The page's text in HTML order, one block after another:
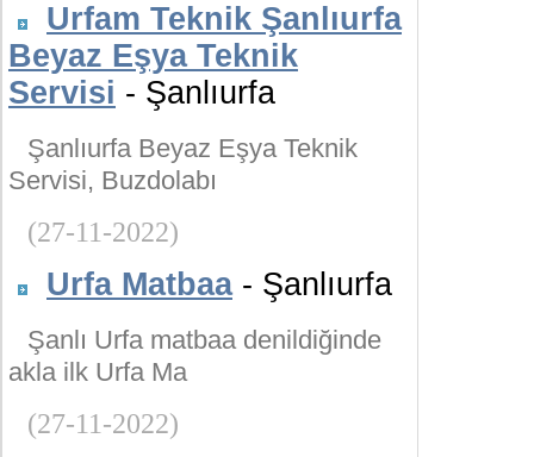
Urfam Teknik Şanlıurfa
Beyaz Eşya Teknik
Servisi - Şanlıurfa
Şanlıurfa Beyaz Eşya Teknik
Servisi, Buzdolabı
(27-11-2022)
Urfa Matbaa- Şanlıurfa
Şanlı Urfa matbaa denildiğinde
akla ilk Urfa Ma
(27-11-2022)